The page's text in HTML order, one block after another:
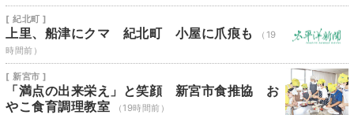
[ 紀北町 ]
上里、船津にクマ 紀北町 小屋に爪痕も
（19
時間前）
[ 新宮市 ]
「満点の出来栄え」と笑顔 新宮市食推協 お
やこ食育調理教室
（19時間前）